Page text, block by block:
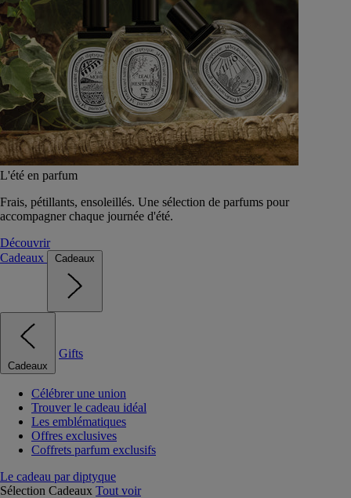
L'été en parfum
Frais, pétillants, ensoleillés. Une sélection de parfums pour
accompagner chaque journée d'été.
Découvrir
Cadeaux
Cadeaux
Cadeaux
Gifts
Célébrer une union
Trouver le cadeau idéal
Les emblématiques
Offres exclusives
Coffrets parfum exclusifs
Le cadeau par diptyque
Sélection Cadeaux Tout voir